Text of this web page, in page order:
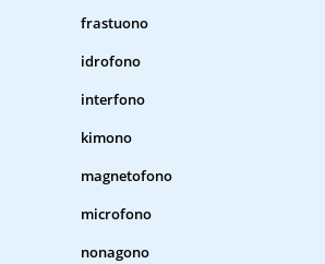
frastuono
idrofono
interfono
kimono
magnetofono
microfono
nonagono